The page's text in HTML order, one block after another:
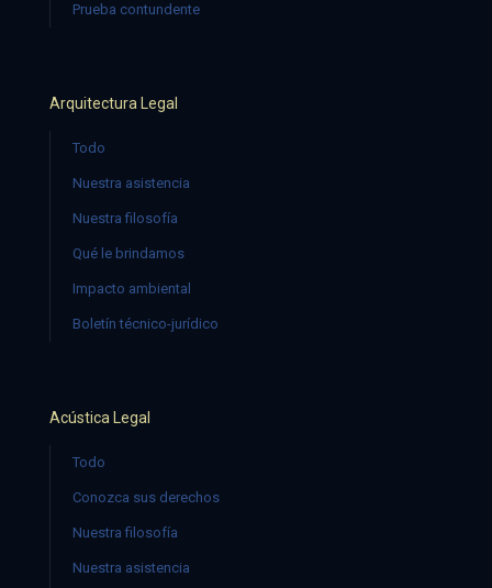
Prueba contundente
Arquitectura Legal
Todo
Nuestra asistencia
Nuestra filosofía
Qué le brindamos
Impacto ambiental
Boletín técnico-jurídico
Acústica Legal
Todo
Conozca sus derechos
Nuestra filosofía
Nuestra asistencia